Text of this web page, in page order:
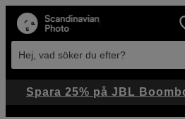
Hej, vad söker du efter?
Spara 25% på JBL